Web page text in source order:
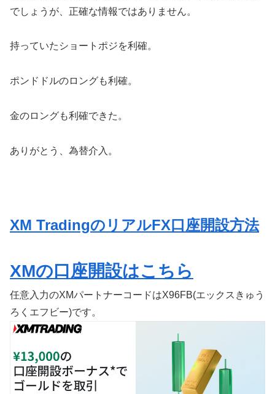
でしょうが、正確な情報ではありません。
持っていたショートポジを利確。
ポンドドルのロングも利確。
金のロングも利確できた。
ありがとう、為替介入。
XM TradingのリアルFX口座開設方法
XMの口座開設はこちら
任意入力のXMパートナーコードはX96FB(エックスきゅう
ろくエフビー)です。